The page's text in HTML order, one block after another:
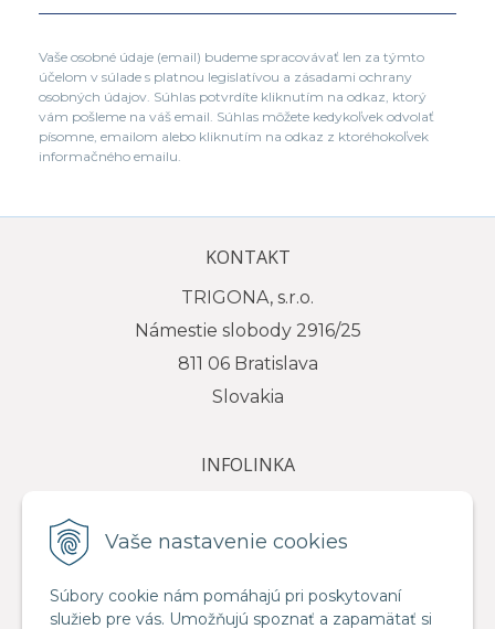
Vaše nastavenie cookies
Súbory cookie nám pomáhajú pri poskytovaní
služieb pre vás. Umožňujú spoznať a zapamätať si
Vaše osobné údaje (email) budeme spracovávať len za týmto
účelom v súlade s platnou legislatívou a zásadami ochrany
osobných údajov. Súhlas potvrdíte kliknutím na odkaz, ktorý
vám pošleme na váš email. Súhlas môžete kedykoľvek odvolať
písomne, emailom alebo kliknutím na odkaz z ktoréhokoľvek
informačného emailu.
KONTAKT
TRIGONA, s.r.o.
Námestie slobody 2916/25
811 06 Bratislava
Slovakia
INFOLINKA
e-mail: info@trigona.sk
VŠETKO O NÁKUPE